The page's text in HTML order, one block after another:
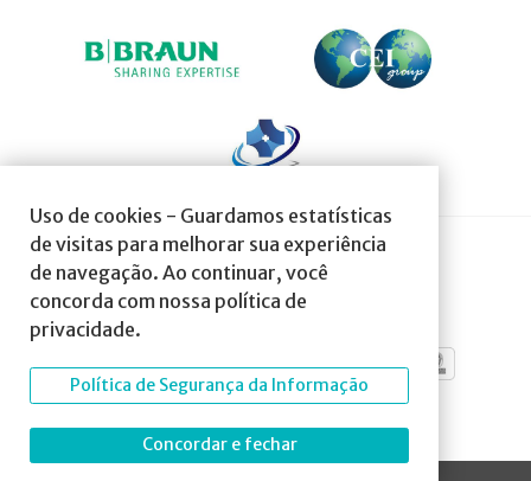
Uso de cookies - Guardamos estatísticas
de visitas para melhorar sua experiência
de navegação. Ao continuar, você
concorda com nossa política de
privacidade.
Política de Segurança da Informação
Concordar e fechar
SOCIEDADE AFILIADA À: